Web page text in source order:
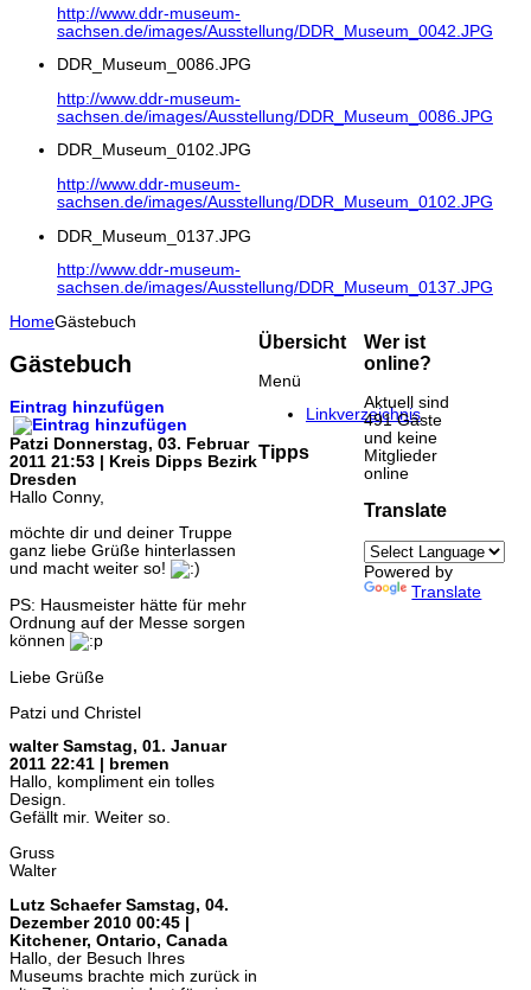
http://www.ddr-museum-
sachsen.de/images/Ausstellung/DDR_Museum_0042.JPG
DDR_Museum_0086.JPG
http://www.ddr-museum-
sachsen.de/images/Ausstellung/DDR_Museum_0086.JPG
DDR_Museum_0102.JPG
http://www.ddr-museum-
sachsen.de/images/Ausstellung/DDR_Museum_0102.JPG
DDR_Museum_0137.JPG
http://www.ddr-museum-
sachsen.de/images/Ausstellung/DDR_Museum_0137.JPG
HomeGästebuch
Gästebuch
Eintrag hinzufügen
Patzi Donnerstag, 03. Februar
2011 21:53 | Kreis Dipps Bezirk
Dresden
Hallo Conny,
möchte dir und deiner Truppe
ganz liebe Grüße hinterlassen
und macht weiter so!
PS: Hausmeister hätte für mehr
Ordnung auf der Messe sorgen
können
Liebe Grüße
Patzi und Christel
walter Samstag, 01. Januar
2011 22:41 | bremen
Hallo, kompliment ein tolles
Design.
Gefällt mir. Weiter so.
Gruss
Walter
Lutz Schaefer Samstag, 04.
Dezember 2010 00:45 |
Kitchener, Ontario, Canada
Hallo, der Besuch Ihres
Museums brachte mich zurück in
Übersicht
Menü
Linkverzeichnis
Tipps
Wer ist
online?
Aktuell sind
491 Gäste
und keine
Mitglieder
online
Translate
Powered by
Translate